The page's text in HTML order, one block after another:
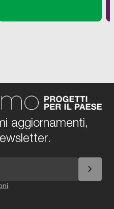
aggiornamenti,
chevron_right